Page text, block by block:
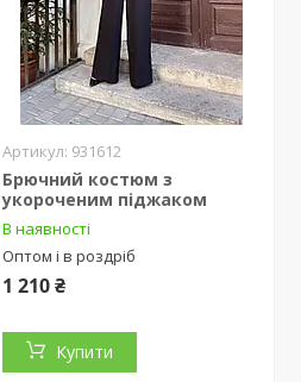
931612
Брючний костюм з
укороченим піджаком
В наявності
Оптом і в роздріб
1 210 ₴
Купити